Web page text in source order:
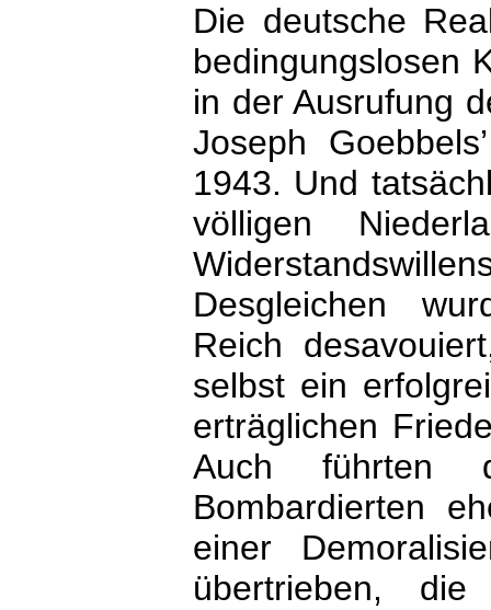
Die deutsche
bedingungslosen
in der Ausrufung
Joseph
1943. Und
völligen
Desgleichen
Reich
selbst ein
erträglichen
Auch führten
Bombardierten
einer
übertrieben,